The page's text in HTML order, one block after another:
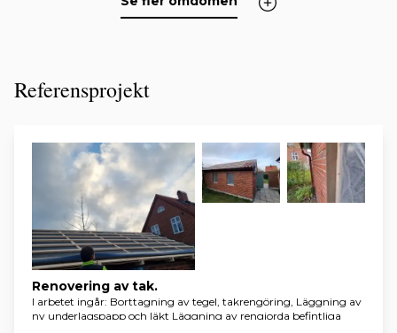
Referensprojekt
Renovering av tak.
I arbetet ingår: Borttagning av tegel, takrengöring, Läggning av
ny underlagspapp och läkt Läggning av rengjorda befintliga